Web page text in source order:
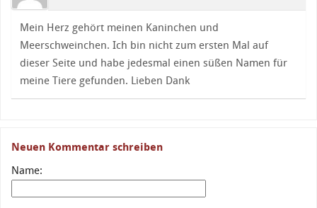
Mein Herz gehört meinen Kaninchen und
Meerschweinchen. Ich bin nicht zum ersten Mal auf
dieser Seite und habe jedesmal einen süßen Namen für
meine Tiere gefunden. Lieben Dank
Neuen Kommentar schreiben
Name: